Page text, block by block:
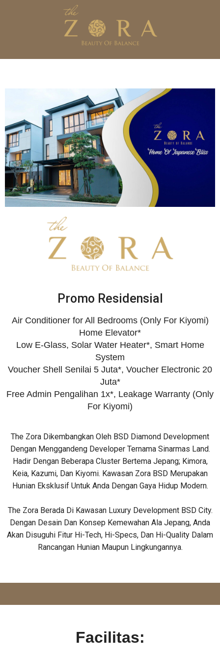
Promo Residensial
Air Conditioner for All Bedrooms (Only For Kiyomi)
Home Elevator*
Low E-Glass, Solar Water Heater*, Smart Home
System
Voucher Shell Senilai 5 Juta*, Voucher Electronic 20
Juta*
Free Admin Pengalihan 1x*, Leakage Warranty (Only
For Kiyomi)
The Zora Dikembangkan Oleh BSD Diamond Development
Dengan Menggandeng Developer Ternama Sinarmas Land.
Hadir Dengan Beberapa Cluster Bertema Jepang; Kimora,
Keia, Kazumi, Dan Kiyomi. Kawasan Zora BSD Merupakan
Hunian Eksklusif Untuk Anda Dengan Gaya Hidup Modern.
The Zora Berada Di Kawasan Luxury Development BSD City.
Dengan Desain Dan Konsep Kemewahan Ala Jepang, Anda
Akan Disuguhi Fitur Hi-Tech, Hi-Specs, Dan Hi-Quality Dalam
Rancangan Hunian Maupun Lingkungannya.
Facilitas: